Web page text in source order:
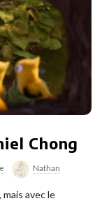
Chong
Nathan
avec le